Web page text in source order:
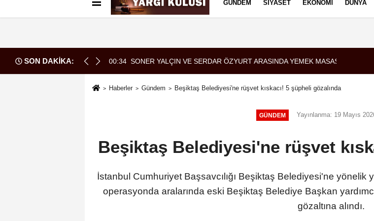
Künye İletişim Çerez Politikası
GÜNDEM SIYASET EKONOMI DÜNYA
SON DAKİKA:
YEMEK MASASI MI PR ANLAŞMASI MI?
00:34 SONER YALÇIN VE SERDAR ÖZYURT ARASINDA YEMEK MASASI MI PR
Haberler Gündem Beşiktaş Belediyesi'ne rüşvet kıskacı! 5 şüpheli gözalında
GÜNDEM Yayınlanma: 19 Mayıs
Beşiktaş Belediyesi'ne rüşvet
İstanbul Cumhuriyet Başsavcılığı Beşiktaş Belediyesi'ne yönelik
operasyonda aralarında eski Beşiktaş Belediye Başkan
gözaltına alındı.